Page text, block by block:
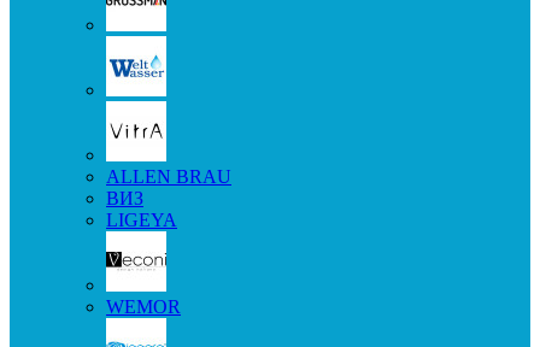
ALLEN BRAU
ВИЗ
LIGEYA
WEMOR